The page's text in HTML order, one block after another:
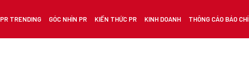
PR TRENDING GÓC NHÌN PR KIẾN THỨC PR KINH DOANH THÔNG CÁO BÁO CHÍ